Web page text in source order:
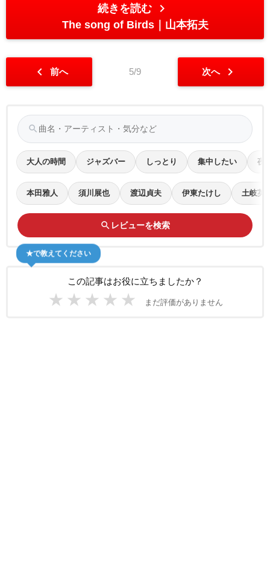
続きを読む chevron_right
The song of Birds 山本拓夫
chevron_left 前へ 5/9 次へ chevron_right
search
大人の時間 ジャズバー しっとり 集中したい 夜
本田雅人 須川展也 渡辺貞夫 伊東たけし 土岐英
search レビューを検索
この記事はお役に立ちましたか？
★ ★ ★ ★ ★ まだ評価がありません
★で教えてください